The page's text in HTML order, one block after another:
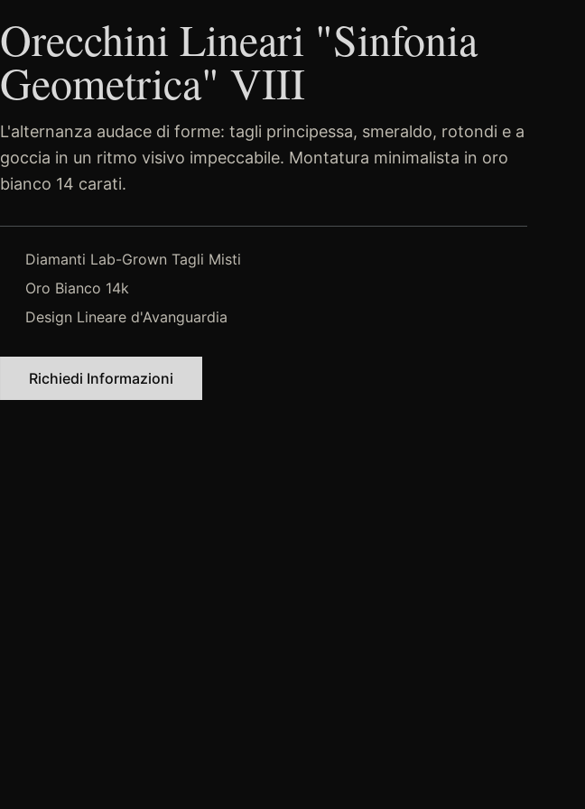
Orecchini Lineari "Sinfonia
Geometrica" VIII
L'alternanza audace di forme: tagli principessa, smeraldo, rotondi e a
goccia in un ritmo visivo impeccabile. Montatura minimalista in oro
bianco 14 carati.
Diamanti Lab-Grown Tagli Misti
Oro Bianco 14k
Design Lineare d'Avanguardia
Richiedi Informazioni